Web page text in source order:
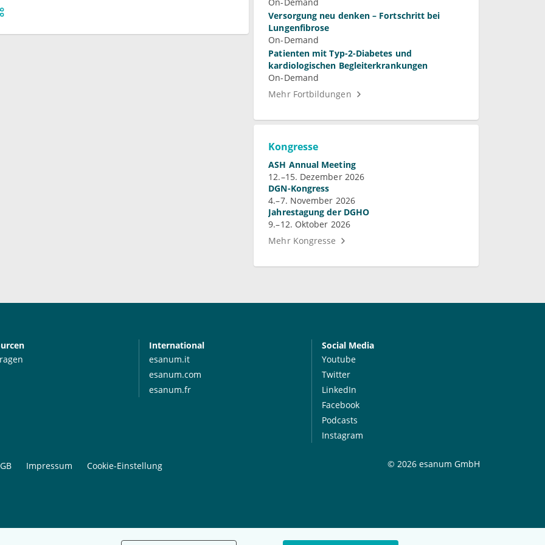
Versorgung neu denken – Fortschritt bei
Lungenfibrose
On-Demand
Patienten mit Typ-2-Diabetes und
kardiologischen Begleiterkrankungen
On-Demand
Mehr Fortbildungen
Kongresse
ASH Annual Meeting
12.–15. Dezember 2026
DGN-Kongress
4.–7. November 2026
Jahrestagung der DGHO
9.–12. Oktober 2026
Mehr Kongresse
International
esanum.it
esanum.com
esanum.fr
Social Media
Youtube
Twitter
LinkedIn
Facebook
Podcasts
Instagram
Impressum Cookie-Einstellung © 2026 esanum GmbH